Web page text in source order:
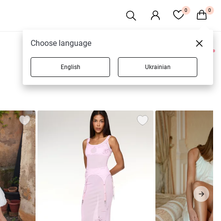
0 0
0 товарів
Choose language
English Ukrainian